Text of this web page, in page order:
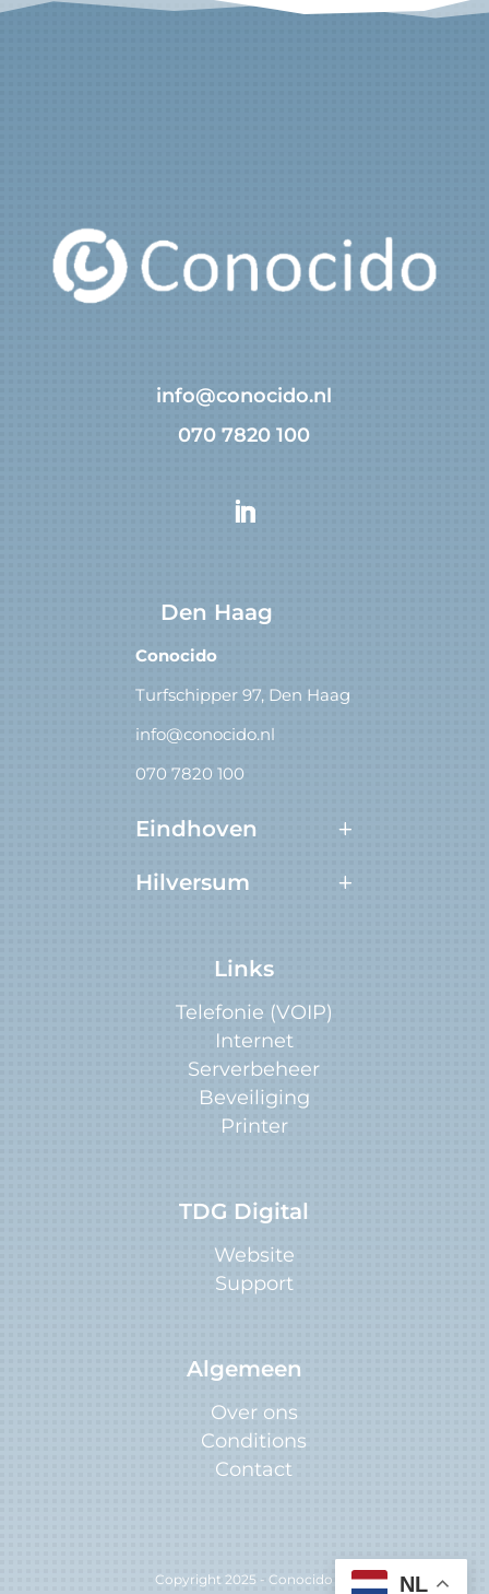
info@conocido.nl
070 7820 100
Den Haag
Conocido
Turfschipper 97, Den Haag
info@conocido.nl
070 7820 100
Eindhoven
Hilversum
Links
Telefonie (VOIP)
Internet
Serverbeheer
Beveiliging
Printer
TDG Digital
Website
Support
Algemeen
Over ons
Conditions
Contact
Copyright 2025 - Conocido
NL